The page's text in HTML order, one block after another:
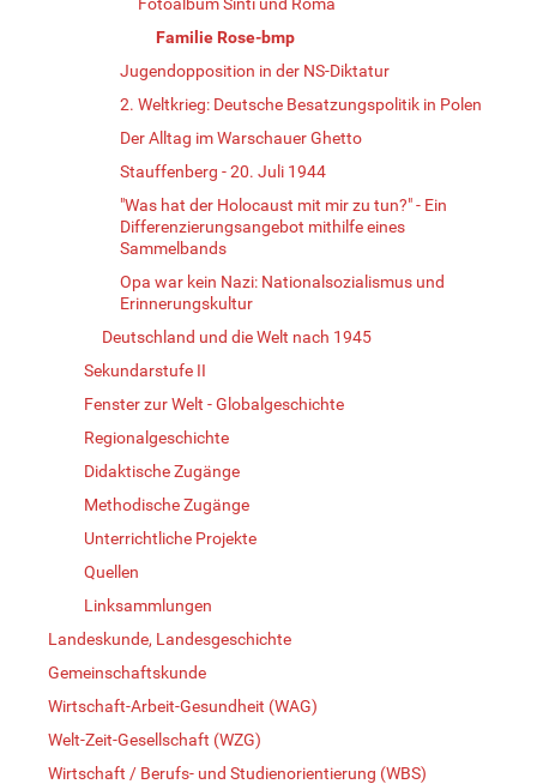
Familie Rose-bmp
Jugendopposition in der NS-Diktatur
2. Weltkrieg: Deutsche Besatzungspolitik in Polen
Der Alltag im Warschauer Ghetto
Stauffenberg - 20. Juli 1944
"Was hat der Holocaust mit mir zu tun?" - Ein
Differenzierungsangebot mithilfe eines
Sammelbands
Opa war kein Nazi: Nationalsozialismus und
Erinnerungskultur
Deutschland und die Welt nach 1945
Sekundarstufe II
Fenster zur Welt - Globalgeschichte
Regionalgeschichte
Didaktische Zugänge
Methodische Zugänge
Unterrichtliche Projekte
Quellen
Linksammlungen
Landeskunde, Landesgeschichte
Gemeinschaftskunde
Wirtschaft-Arbeit-Gesundheit (WAG)
Welt-Zeit-Gesellschaft (WZG)
Wirtschaft / Berufs- und Studienorientierung (WBS)